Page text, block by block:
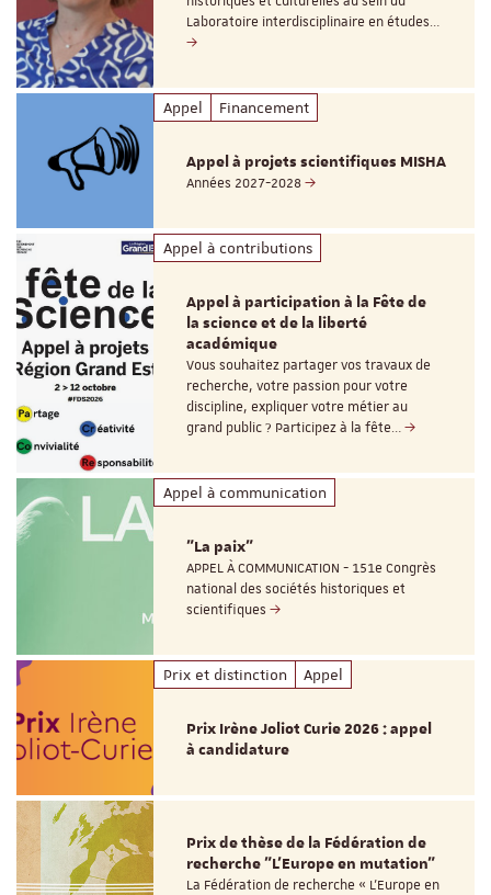
Laboratoire interdisciplinaire en études…
Appel Financement
Appel à projets scientifiques MISHA
Années 2027-2028
Appel à contributions
Appel à participation à la Fête de
la science et de la liberté
académique
Vous souhaitez partager vos travaux de
recherche, votre passion pour votre
discipline, expliquer votre métier au
grand public ? Participez à la fête…
Appel à communication
"La paix"
APPEL À COMMUNICATION - 151e Congrès
national des sociétés historiques et
scientifiques
Prix et distinction Appel
Prix Irène Joliot Curie 2026 : appel
à candidature
Prix de thèse de la Fédération de
recherche "L’Europe en mutation"
La Fédération de recherche « L’Europe en